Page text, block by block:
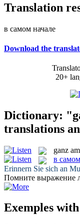
Translation
в самом начале
Download the
20+
Dictionary:
translations
ganz
в
Erinnern Sie sich an
Помните выражение
Exemples